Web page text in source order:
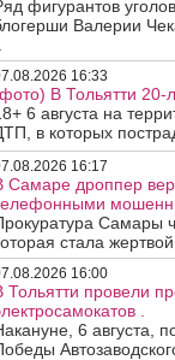
фигурантов
Валерии
16:33
В Тольятти 20-
6 августа на
в которых
16:17
Самаре дроппер
Самары
стала
16:00
Тольятти провели
.
6 августа,